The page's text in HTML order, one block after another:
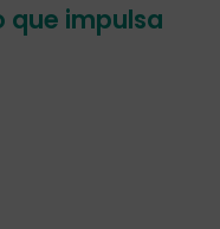
que impulsa